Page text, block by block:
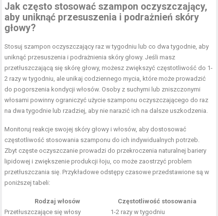
Jak często stosować szampon oczyszczający,
aby uniknąć przesuszenia i podrażnień skóry
głowy?
Stosuj szampon oczyszczający raz w tygodniu lub co dwa tygodnie, aby
uniknąć przesuszenia i podrażnienia skóry głowy. Jeśli masz
przetłuszczającą się skórę głowy, możesz zwiększyć częstotliwość do 1-
2 razy w tygodniu, ale unikaj codziennego mycia, które może prowadzić
do pogorszenia kondycji włosów. Osoby z suchymi lub zniszczonymi
włosami powinny ograniczyć użycie szamponu oczyszczającego do raz
na dwa tygodnie lub rzadziej, aby nie narazić ich na dalsze uszkodzenia.
Monitoruj reakcje swojej skóry głowy i włosów, aby dostosować
częstotliwość stosowania szamponu do ich indywidualnych potrzeb.
Zbyt częste oczyszczanie prowadzi do przekroczenia naturalnej bariery
lipidowej i zwiększenie produkcji łoju, co może zaostrzyć problem
przetłuszczania się. Przykładowe odstępy czasowe przedstawione są w
poniższej tabeli:
Rodzaj włosów
Częstotliwość stosowania
Przetłuszczające się włosy
1-2 razy w tygodniu